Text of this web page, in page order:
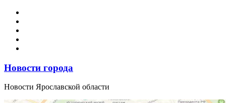
Новости города
Новости Ярославской области